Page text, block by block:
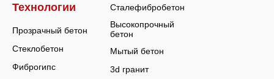
3d гранит
Мытый бетон
Высокопрочный
бетон
Сталефибробетон
Фиброгипс
Стеклобетон
Прозрачный бетон
Технологии